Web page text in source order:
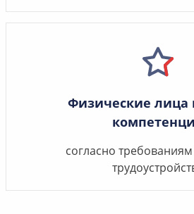
Физические лица
согласно